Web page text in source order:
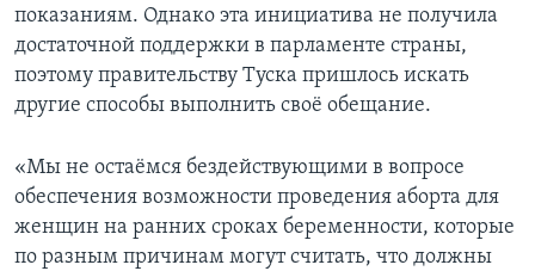
показаниям. Однако эта инициатива не получила
достаточной поддержки в парламенте страны,
поэтому правительству Туска пришлось искать
другие способы выполнить своё обещание.
«Мы не остаёмся бездействующими в вопросе
обеспечения возможности проведения аборта для
женщин на ранних сроках беременности, которые
по разным причинам могут считать, что должны